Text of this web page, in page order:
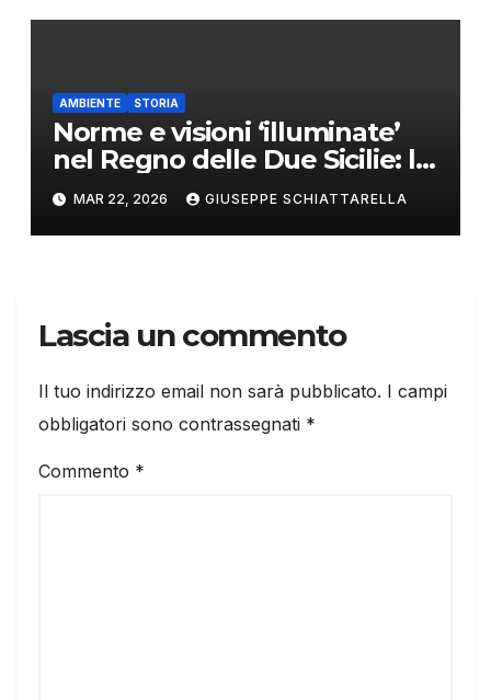
AMBIENTE STORIA
Norme e visioni ‘illuminate’
nel Regno delle Due Sicilie: le
leggi borboniche per la
salvaguardia dell’ambiente e
del paesaggio italiano
MAR 22, 2026 GIUSEPPE SCHIATTARELLA
Lascia un commento
Il tuo indirizzo email non sarà pubblicato. I campi
obbligatori sono contrassegnati *
Commento *